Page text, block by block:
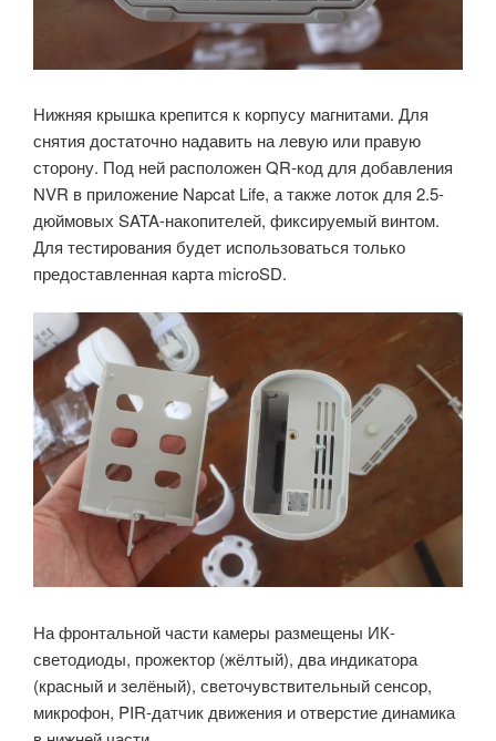
Нижняя крышка крепится к корпусу магнитами. Для
снятия достаточно надавить на левую или правую
сторону. Под ней расположен QR-код для добавления
NVR в приложение Napcat Life, а также лоток для 2.5-
дюймовых SATA-накопителей, фиксируемый винтом.
Для тестирования будет использоваться только
предоставленная карта microSD.
На фронтальной части камеры размещены ИК-
светодиоды, прожектор (жёлтый), два индикатора
(красный и зелёный), светочувствительный сенсор,
микрофон, PIR-датчик движения и отверстие динамика